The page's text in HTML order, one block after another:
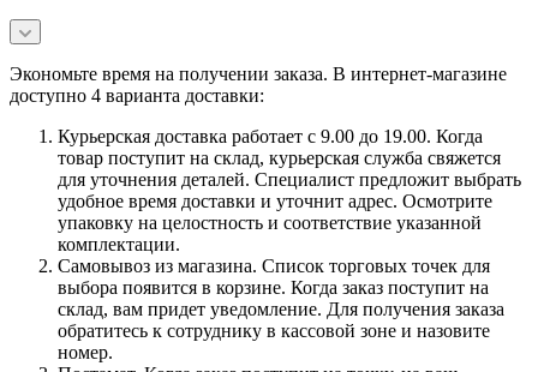
Экономьте время на получении заказа. В интернет-магазине
доступно 4 варианта доставки:
Курьерская доставка работает с 9.00 до 19.00. Когда
товар поступит на склад, курьерская служба свяжется
для уточнения деталей. Специалист предложит выбрать
удобное время доставки и уточнит адрес. Осмотрите
упаковку на целостность и соответствие указанной
комплектации.
Самовывоз из магазина. Список торговых точек для
выбора появится в корзине. Когда заказ поступит на
склад, вам придет уведомление. Для получения заказа
обратитесь к сотруднику в кассовой зоне и назовите
номер.